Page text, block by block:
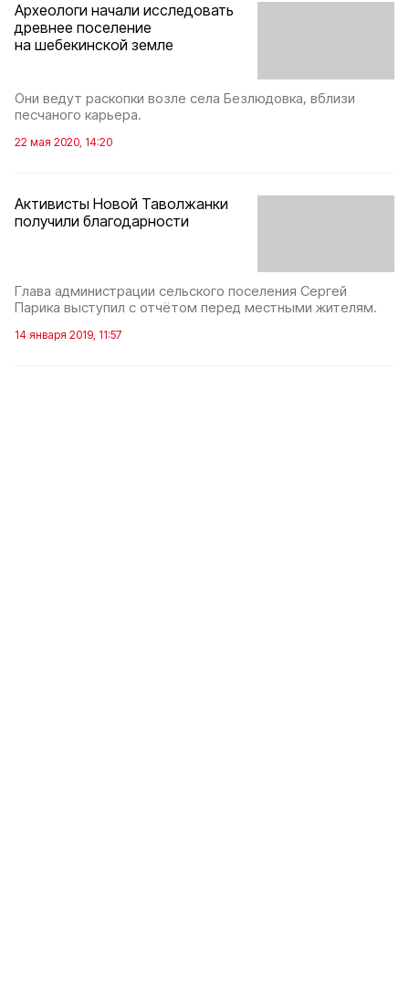
Археологи начали исследовать
древнее поселение
на шебекинской земле
Они ведут раскопки возле села Безлюдовка, вблизи
песчаного карьера.
22 мая 2020, 14:20
Активисты Новой Таволжанки
получили благодарности
Глава администрации сельского поселения Сергей
Парика выступил с отчётом перед местными жителям.
14 января 2019, 11:57